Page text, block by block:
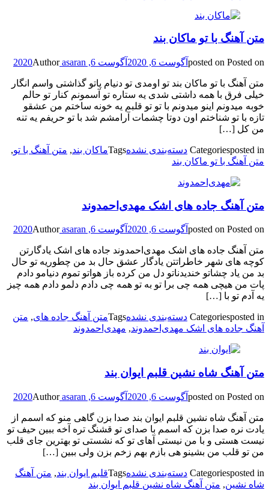
متن آهنگ با تو ماکان بند
posted on Posted on آگوست 6, 2020 آگوست 6, 2020 Authorasaran
متن آهنگ با تو ماکان بند تو اومدی تو دنیام پاتو گذاشتی واسم انگار
خیلی فرق با همه داشتی شدی یه ستاره تو آسمونم کنار تو حالم
خوبه میدونم اینو میدونم با تو تو قلبم یه خونه ساختم من عشقو
تازه با تو شناختم اون دوتا چشمات آرامشم شد با تو حریفم یه تنه
من کل […]
Categoriesposted in دسته‌بندی نشدهTagsماکان بند, متن آهنگ با تو,
متن آهنگ با تو ماکان بند
متن آهنگ جاده های اشک مهدی‌احمدوند
posted on Posted on آگوست 6, 2020 آگوست 6, 2020 Authorasaran
متن آهنگ جاده های اشک مهدی‌احمدوند جاده های اشک یادگارتن
کوچه های شهر خاطراتتن یادگار عشق حال بد من چطوریه تو حال
بد من یاد چشاتو خندیدناتو دل من کرده باز هواتو تموم دنیامو دادم
پات من هیچی همه چی برا تو به تو همه چی دادم دلمو دادم همه چیز
یه آدم تو با […]
Categoriesposted in دسته‌بندی نشدهTagsمتن آهنگ جاده های, متن
آهنگ جاده های اشک مهدی‌احمدوند, مهدی‌احمدوند
متن آهنگ شاه نشین قلبم ایوان بند
posted on Posted on آگوست 6, 2020 آگوست 6, 2020 Authorasaran
متن آهنگ شاه نشین قلبم ایوان بند صدا بزن گاهی منو که اسمم از
یادت نره صدا بزن که اسمم با صدای تو قشنگ تره آخه ببین حیف تو
نیست هستی و با من نیستی آهای تو که نشستی تو بهترین جای قلب
من تو قلب من بشینو هی بازم بهم زخم بزن ولی ببین […]
Categoriesposted in دسته‌بندی نشدهTagsقلبم ایوان بند, متن آهنگ
شاه نشین, متن آهنگ شاه نشین قلبم ایوان بند